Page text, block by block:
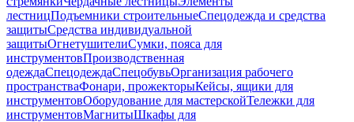
лестницПодъемники строительныеСпецодежда и средства
защитыСредства индивидуальной
защитыОгнетушителиСумки, пояса для
инструментовПроизводственная
одеждаСпецодеждаСпецобувьОрганизация рабочего
пространстваФонари, прожекторыКейсы, ящики для
инструментовОборудование для мастерскойТележки для
инструментовМагнитыШкафы для